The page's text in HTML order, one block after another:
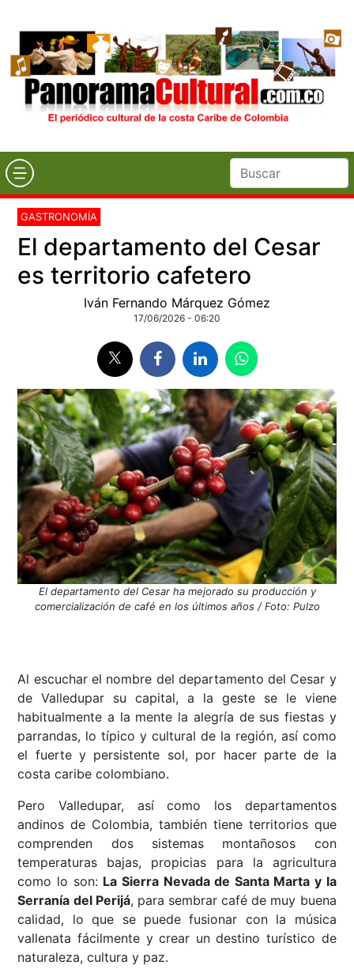
GASTRONOMÍA
El departamento del Cesar
es territorio cafetero
Iván Fernando Márquez Gómez
17/06/2026 - 06:20
El departamento del Cesar ha mejorado su producción y
comercialización de café en los últimos años / Foto: Pulzo
Al escuchar el nombre del departamento del Cesar y
de Valledupar su capital, a la geste se le viene
habitualmente a la mente la alegría de sus fiestas y
parrandas, lo típico y cultural de la región, así como
el fuerte y persistente sol, por hacer parte de la
costa caribe colombiano.
Pero Valledupar, así como los departamentos
andinos de Colombia, también tiene territorios que
comprenden dos sistemas montañosos con
temperaturas bajas, propicias para la agricultura
como lo son: La Sierra Nevada de Santa Marta y la
Serranía del Perijá, para sembrar café de muy buena
calidad, lo que se puede fusionar con la música
vallenata fácilmente y crear un destino turístico de
naturaleza, cultura y paz.